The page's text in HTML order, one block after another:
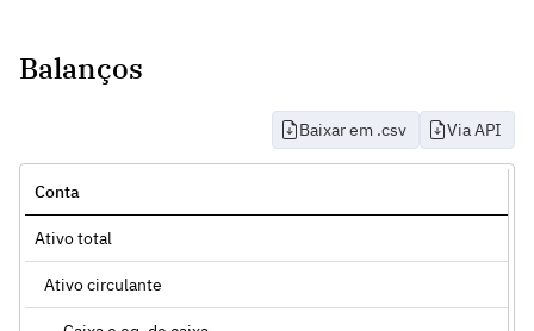
Balanços
Baixar em .csv Via API
Conta
Ativo total
Ativo circulante